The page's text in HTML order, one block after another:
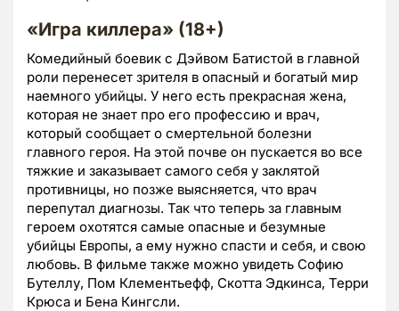
«Игра киллера» (18+)
Комедийный боевик с Дэйвом Батистой в главной
роли перенесет зрителя в опасный и богатый мир
наемного убийцы. У него есть прекрасная жена,
которая не знает про его профессию и врач,
который сообщает о смертельной болезни
главного героя. На этой почве он пускается во все
тяжкие и заказывает самого себя у заклятой
противницы, но позже выясняется, что врач
перепутал диагнозы. Так что теперь за главным
героем охотятся самые опасные и безумные
убийцы Европы, а ему нужно спасти и себя, и свою
любовь. В фильме также можно увидеть Софию
Бутеллу, Пом Клементьефф, Скотта Эдкинса, Терри
Крюса и Бена Кингсли.